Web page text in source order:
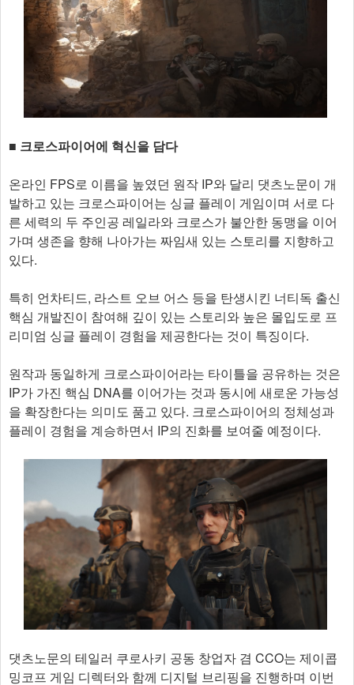
■ 크로스파이어에 혁신을 담다
온라인 FPS로 이름을 높였던 원작 IP와 달리 댓츠노문이 개
발하고 있는 크로스파이어는 싱글 플레이 게임이며 서로 다
른 세력의 두 주인공 레일라와 크로스가 불안한 동맹을 이어
가며 생존을 향해 나아가는 짜임새 있는 스토리를 지향하고
있다.
특히 언차티드, 라스트 오브 어스 등을 탄생시킨 너티독 출신
핵심 개발진이 참여해 깊이 있는 스토리와 높은 몰입도로 프
리미엄 싱글 플레이 경험을 제공한다는 것이 특징이다.
원작과 동일하게 크로스파이어라는 타이틀을 공유하는 것은
IP가 가진 핵심 DNA를 이어가는 것과 동시에 새로운 가능성
을 확장한다는 의미도 품고 있다. 크로스파이어의 정체성과
플레이 경험을 계승하면서 IP의 진화를 보여줄 예정이다.
댓츠노문의 테일러 쿠로사키 공동 창업자 겸 CCO는 제이콥
밍코프 게임 디렉터와 함께 디지털 브리핑을 진행하며 이번